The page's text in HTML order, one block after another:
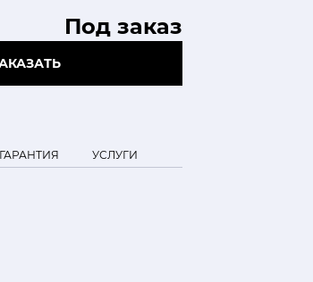
Под заказ
ГАРАНТИЯ УСЛУГИ